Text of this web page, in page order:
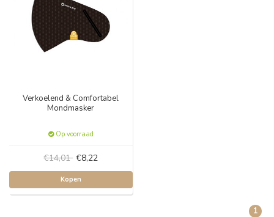
Verkoelend & Comfortabel
Mondmasker
Op voorraad
€14,01 €8,22
Kopen
1